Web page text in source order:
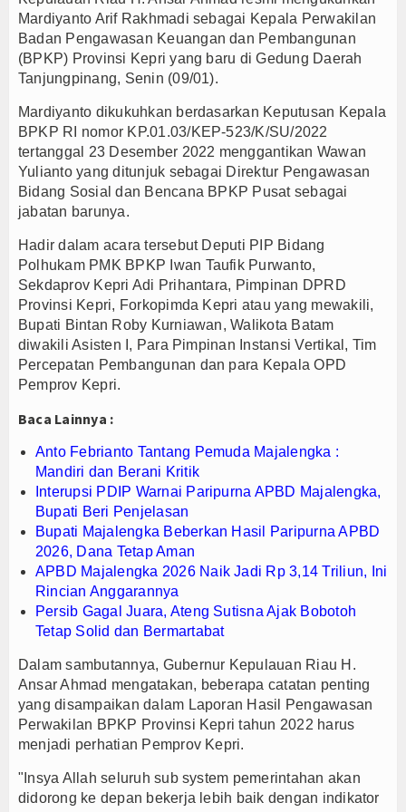
Mardiyanto Arif Rakhmadi sebagai Kepala Perwakilan
Badan Pengawasan Keuangan dan Pembangunan
(BPKP) Provinsi Kepri yang baru di Gedung Daerah
Tanjungpinang, Senin (09/01).
Mardiyanto dikukuhkan berdasarkan Keputusan Kepala
BPKP RI nomor KP.01.03/KEP-523/K/SU/2022
tertanggal 23 Desember 2022 menggantikan Wawan
Yulianto yang ditunjuk sebagai Direktur Pengawasan
Bidang Sosial dan Bencana BPKP Pusat sebagai
jabatan barunya.
Hadir dalam acara tersebut Deputi PIP Bidang
Polhukam PMK BPKP Iwan Taufik Purwanto,
Sekdaprov Kepri Adi Prihantara, Pimpinan DPRD
Provinsi Kepri, Forkopimda Kepri atau yang mewakili,
Bupati Bintan Roby Kurniawan, Walikota Batam
diwakili Asisten I, Para Pimpinan Instansi Vertikal, Tim
Percepatan Pembangunan dan para Kepala OPD
Pemprov Kepri.
Baca Lainnya :
Anto Febrianto Tantang Pemuda Majalengka :
Mandiri dan Berani Kritik
Interupsi PDIP Warnai Paripurna APBD Majalengka,
Bupati Beri Penjelasan
Bupati Majalengka Beberkan Hasil Paripurna APBD
2026, Dana Tetap Aman
APBD Majalengka 2026 Naik Jadi Rp 3,14 Triliun, Ini
Rincian Anggarannya
Persib Gagal Juara, Ateng Sutisna Ajak Bobotoh
Tetap Solid dan Bermartabat
Dalam sambutannya, Gubernur Kepulauan Riau H.
Ansar Ahmad mengatakan, beberapa catatan penting
yang disampaikan dalam Laporan Hasil Pengawasan
Perwakilan BPKP Provinsi Kepri tahun 2022 harus
menjadi perhatian Pemprov Kepri.
"Insya Allah seluruh sub system pemerintahan akan
didorong ke depan bekerja lebih baik dengan indikator